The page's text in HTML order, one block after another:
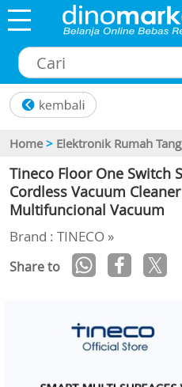
Home > Elektronik Rumah
Tineco Floor One Switch
Cordless Vacuum
Multifuncional Vacuum
Brand : TINECO »
Share to